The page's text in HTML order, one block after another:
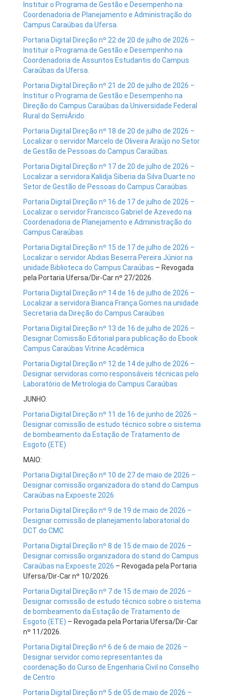
Instituir o Programa de Gestão e Desempenho na
Coordenadoria de Planejamento e Administração do
Campus Caraúbas da Ufersa.
Portaria Digital Direção nº 22 de 20 de julho de 2026 –
Instituir o Programa de Gestão e Desempenho na
Coordenadoria de Assuntos Estudantis do Campus
Caraúbas da Ufersa.
Portaria Digital Direção nº 21 de 20 de julho de 2026 –
Instituir o Programa de Gestão e Desempenho na
Direção do Campus Caraúbas da Universidade Federal
Rural do SemiÁrido.
Portaria Digital Direção nº 18 de 20 de julho de 2026 –
Localizar o servidor Marcelo de Oliveira Araújo no Setor
de Gestão de Pessoas do Campus Caraúbas.
Portaria Digital Direção nº 17 de 20 de julho de 2026 –
Localizar a servidora Kalidja Siberia da Silva Duarte no
Setor de Gestão de Pessoas do Campus Caraúbas.
Portaria Digital Direção nº 16 de 17 de julho de 2026 –
Localizar o servidor Francisco Gabriel de Azevedo na
Coordenadoria de Planejamento e Administração do
Campus Caraúbas
Portaria Digital Direção nº 15 de 17 de julho de 2026 –
Localizar o servidor Abdias Beserra Pereira Júnior na
unidade Biblioteca do Campus Caraúbas – Revogada
pela Portaria Ufersa/Dir-Car nº 27/2026.
Portaria Digital Direção nº 14 de 16 de julho de 2026 –
Localizar a servidora Bianca França Gomes na unidade
Secretaria da Direção do Campus Caraúbas
Portaria Digital Direção nº 13 de 16 de julho de 2026 –
Designar Comissão Editorial para publicação do Ebook
Campus Caraúbas Vitrine Acadêmica
Portaria Digital Direção nº 12 de 14 de julho de 2026 –
Designar servidoras como responsáveis técnicas pelo
Laboratório de Metrologia do Campus Caraúbas
JUNHO:
Portaria Digital Direção nº 11 de 16 de junho de 2026 –
Designar comissão de estudo técnico sobre o sistema
de bombeamento da Estação de Tratamento de
Esgoto (ETE)
MAIO:
Portaria Digital Direção nº 10 de 27 de maio de 2026 –
Designar comissão organizadora do stand do Campus
Caraúbas na Expoeste 2026
Portaria Digital Direção nº 9 de 19 de maio de 2026 –
Designar comissão de planejamento laboratorial do
DCT do CMC
Portaria Digital Direção nº 8 de 15 de maio de 2026 –
Designar comissão organizadora do stand do Campus
Caraúbas na Expoeste 2026 – Revogada pela Portaria
Ufersa/Dir-Car nº 10/2026.
Portaria Digital Direção nº 7 de 15 de maio de 2026 –
Designar comissão de estudo técnico sobre o sistema
de bombeamento da Estação de Tratamento de
Esgoto (ETE) – Revogada pela Portaria Ufersa/Dir-Car
nº 11/2026.
Portaria Digital Direção nº 6 de 6 de maio de 2026 –
Designar servidor como representantes da
coordenação do Curso de Engenharia Civil no Conselho
de Centro
Portaria Digital Direção nº 5 de 05 de maio de 2026 –